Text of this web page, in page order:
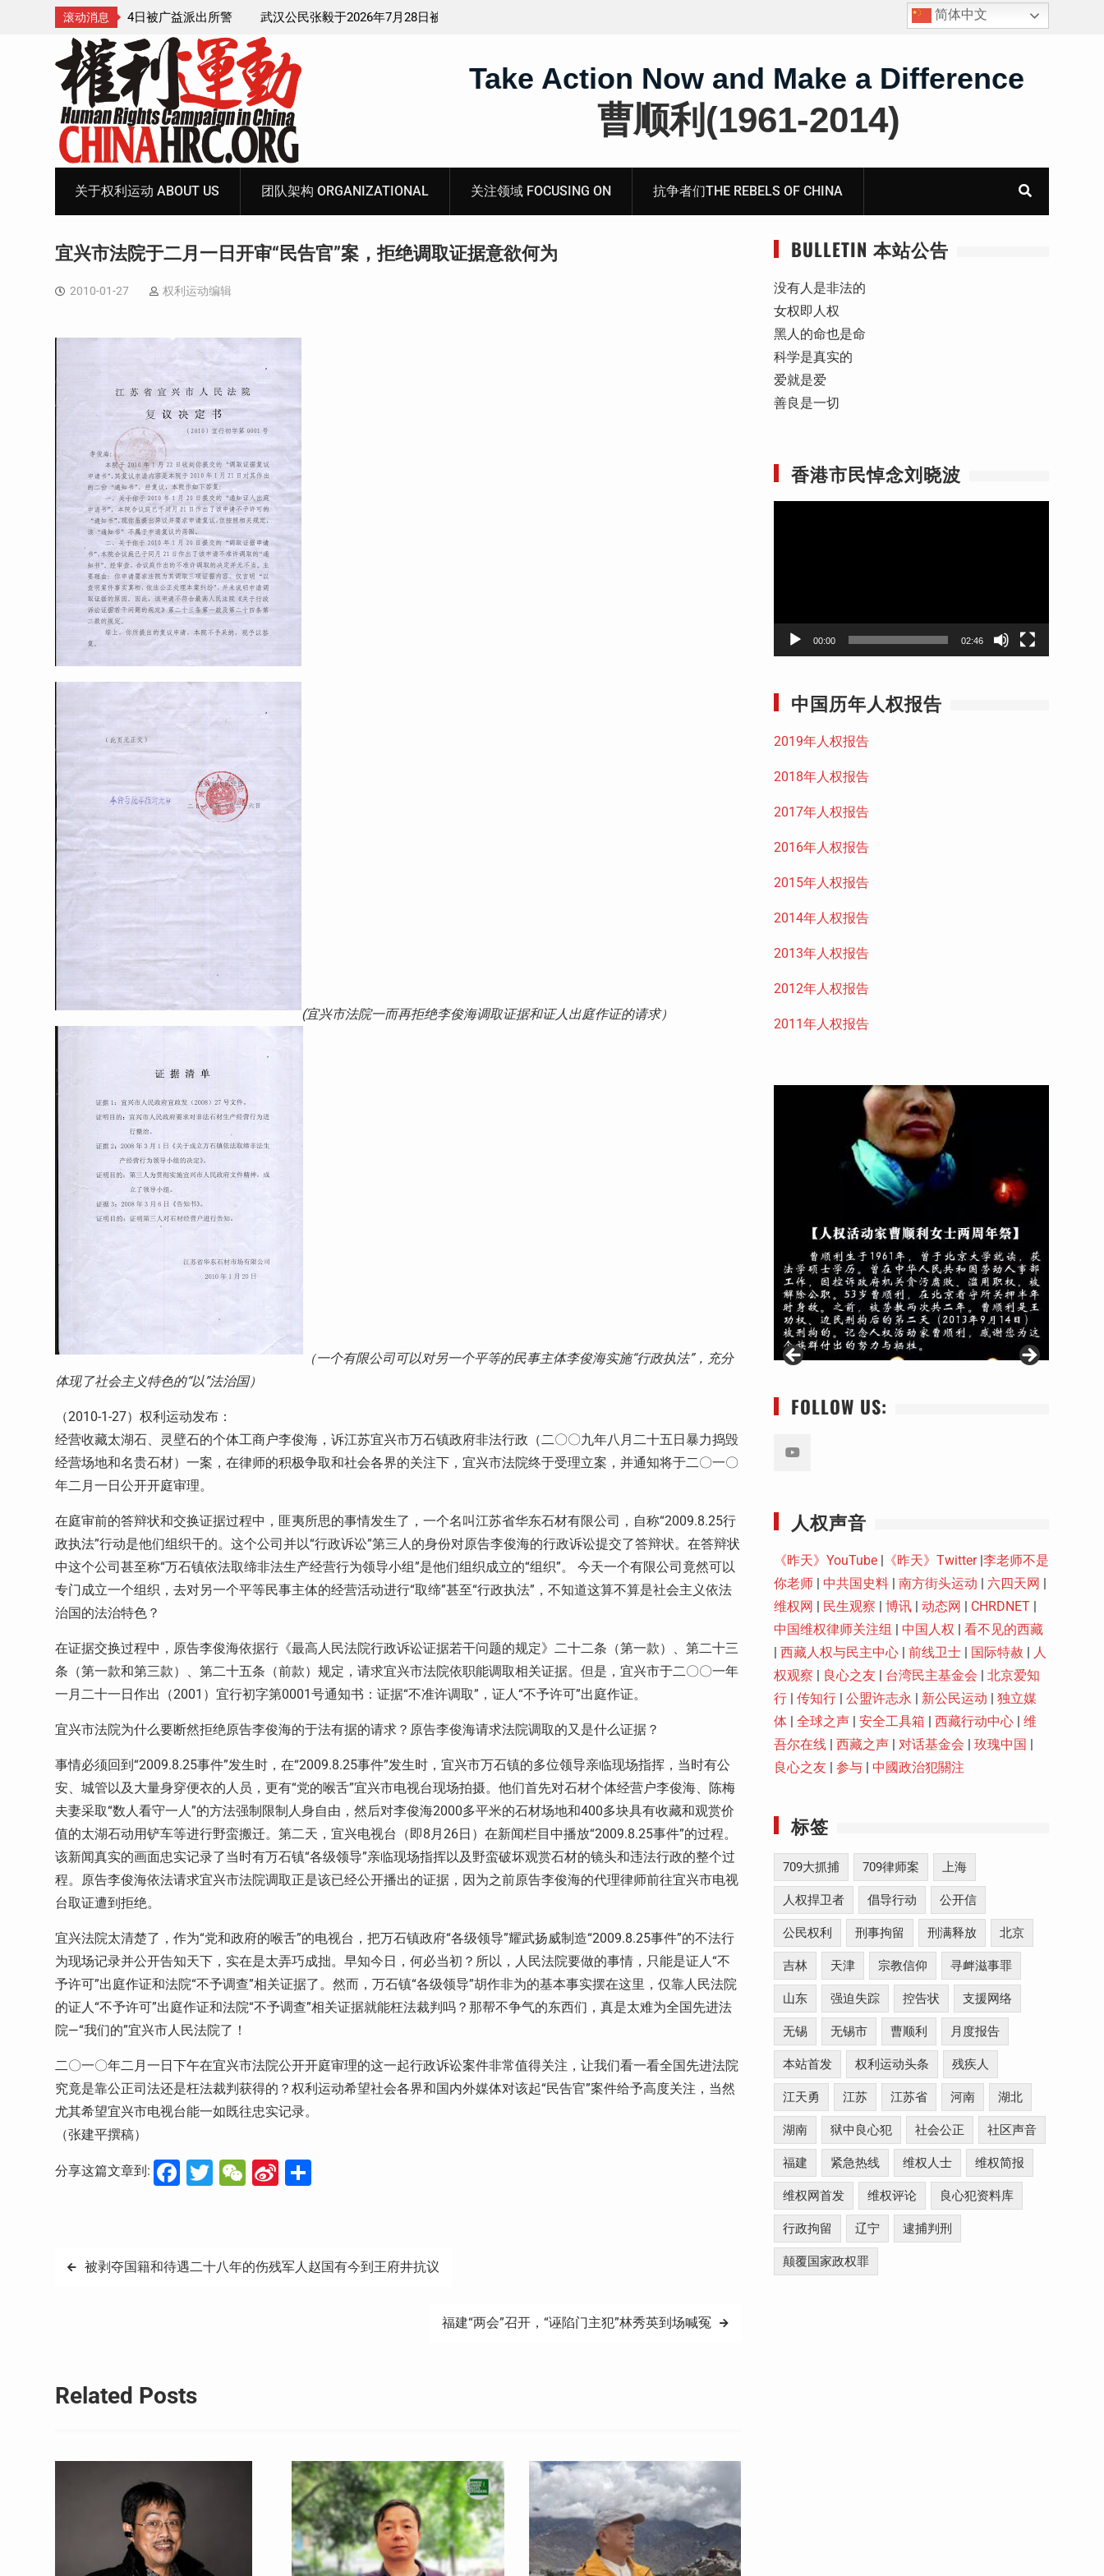
滚动消息
日被广益派出所警
带走后音信全无
武汉公民张毅于2026年7月28日被以“涉嫌煽动分裂国
家罪”执行逮捕 目前羁押在拉萨市看守所
获刑10年的“推墙大联盟案”任建平在永川监狱度过其62
简体中文
Take Action Now and Make a Difference
曹顺利(1961-2014)
关于权利运动 ABOUT US 团队架构 ORGANIZATIONAL 关注领域 FOCUSING ON 抗争者们THE REBELS OF CHINA
宜兴市法院于二月一日开审“民告官”案，拒绝调取证据意欲何为
2010-01-27 权利运动编辑
(宜兴市法院一而再拒绝李俊海调取证据和证人出庭作证的请求）
（一个有限公司可以对另一个平等的民事主体李俊海实施“行政执法”，充分
体现了社会主义特色的“以”法治国）
（2010-1-27）权利运动发布：
经营收藏太湖石、灵壁石的个体工商户李俊海，诉江苏宜兴市万石镇政府非法行政（二〇〇九年八月二十五日暴力捣毁
经营场地和名贵石材）一案，在律师的积极争取和社会各界的关注下，宜兴市法院终于受理立案，并通知将于二〇一〇
年二月一日公开开庭审理。
在庭审前的答辩状和交换证据过程中，匪夷所思的事情发生了，一个名叫江苏省华东石材有限公司，自称“2009.8.25行
政执法”行动是他们组织干的。这个公司并以“行政诉讼”第三人的身份对原告李俊海的行政诉讼提交了答辩状。在答辩状
中这个公司甚至称“万石镇依法取缔非法生产经营行为领导小组”是他们组织成立的“组织”。 今天一个有限公司竟然可以
专门成立一个组织，去对另一个平等民事主体的经营活动进行“取缔”甚至“行政执法”，不知道这算不算是社会主义依法
治国的法治特色？
在证据交换过程中，原告李俊海依据行《最高人民法院行政诉讼证据若干问题的规定》二十二条（第一款）、第二十三
条（第一款和第三款）、第二十五条（前款）规定，请求宜兴市法院依职能调取相关证据。但是，宜兴市于二〇〇一年
一月二十一日作出（2001）宜行初字第0001号通知书：证据“不准许调取”，证人“不予许可”出庭作证。
宜兴市法院为什么要断然拒绝原告李俊海的于法有据的请求？原告李俊海请求法院调取的又是什么证据？
事情必须回到“2009.8.25事件”发生时，在“2009.8.25事件”发生时，宜兴市万石镇的多位领导亲临现场指挥，当时有公
安、城管以及大量身穿便衣的人员，更有“党的喉舌”宜兴市电视台现场拍摄。他们首先对石材个体经营户李俊海、陈梅
夫妻采取“数人看守一人”的方法强制限制人身自由，然后对李俊海2000多平米的石材场地和400多块具有收藏和观赏价
值的太湖石动用铲车等进行野蛮搬迁。第二天，宜兴电视台（即8月26日）在新闻栏目中播放“2009.8.25事件”的过程。
该新闻真实的画面忠实记录了当时有万石镇“各级领导”亲临现场指挥以及野蛮破坏观赏石材的镜头和违法行政的整个过
程。原告李俊海依法请求宜兴市法院调取正是该已经公开播出的证据，因为之前原告李俊海的代理律师前往宜兴市电视
台取证遭到拒绝。
宜兴法院太清楚了，作为“党和政府的喉舌”的电视台，把万石镇政府“各级领导”耀武扬威制造“2009.8.25事件”的不法行
为现场记录并公开告知天下，实在是太弄巧成拙。早知今日，何必当初？所以，人民法院要做的事情，只能是证人“不
予许可”出庭作证和法院“不予调查”相关证据了。然而，万石镇“各级领导”胡作非为的基本事实摆在这里，仅靠人民法院
的证人“不予许可”出庭作证和法院“不予调查”相关证据就能枉法裁判吗？那帮不争气的东西们，真是太难为全国先进法
院—“我们的”宜兴市人民法院了！
二〇一〇年二月一日下午在宜兴市法院公开开庭审理的这一起行政诉讼案件非常值得关注，让我们看一看全国先进法院
究竟是靠公正司法还是枉法裁判获得的？权利运动希望社会各界和国内外媒体对该起“民告官”案件给予高度关注，当然
尤其希望宜兴市电视台能一如既往忠实记录。
（张建平撰稿）
分享这篇文章到: Facebook
Twitter
WeChat
Sina
文 被剥夺国籍和待遇二十八年的伤残军人赵国有今到王府井抗议
福建“两会”召开，“诬陷门主犯”林秀英到场喊冤
Related Posts
BULLETIN 本站公告
没有人是非法的
女权即人权
黑人的命也是命
科学是真实的
爱就是爱
善良是一切
香港市民悼念刘晓波
00:00 02:46
中国历年人权报告
2019年人权报告
2018年人权报告
2017年人权报告
2016年人权报告
2015年人权报告
2014年人权报告
2013年人权报告
2012年人权报告
2011年人权报告
FOLLOW US:
人权声音
《昨天》YouTube | 《昨天》Twitter|李老师不是
你老师 | 中共国史料 | 南方街头运动 | 六四天网 |
维权网 | 民生观察 | 博讯 | 动态网 | CHRDNET |
中国维权律师关注组 | 中国人权 | 看不见的西藏
| 西藏人权与民主中心 | 前线卫士 | 国际特赦 | 人
权观察 | 良心之友 | 台湾民主基金会 | 北京爱知
行 | 传知行 | 公盟许志永 | 新公民运动 | 独立媒
体 | 全球之声 | 安全工具箱 | 西藏行动中心 | 维
吾尔在线 | 西藏之声 | 对话基金会 | 玫瑰中国 |
良心之友 | 参与 | 中國政治犯關注
标签
709大抓捕 709律师案 上海
人权捍卫者 倡导行动 公开信
公民权利 刑事拘留 刑满释放 北京
吉林 天津 宗教信仰 寻衅滋事罪
山东 强迫失踪 控告状 支援网络
无锡 无锡市 曹顺利 月度报告
本站首发 权利运动头条 残疾人
江天勇 江苏 江苏省 河南 湖北
湖南 狱中良心犯 社会公正 社区声音
福建 紧急热线 维权人士 维权简报
维权网首发 维权评论 良心犯资料库
行政拘留 辽宁 逮捕判刑
颠覆国家政权罪